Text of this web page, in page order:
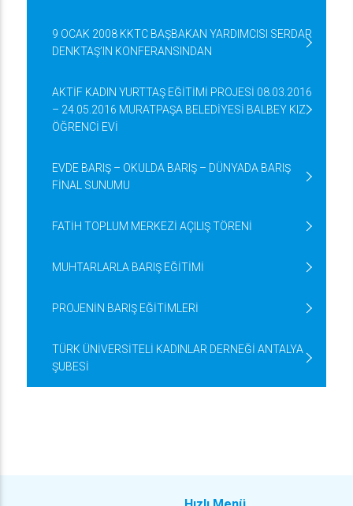
9 OCAK 2008 KKTC BAŞBAKAN YARDIMCISI SERDAR
DENKTAŞ’IN KONFERANSINDAN
AKTİF KADIN YURTTAŞ EĞİTİMİ PROJESİ 08.03.2016
– 24.05.2016 MURATPAŞA BELEDİYESİ BALBEY KIZ
ÖĞRENCİ EVİ
EVDE BARIŞ – OKULDA BARIŞ – DÜNYADA BARIŞ
FİNAL SUNUMU
FATİH TOPLUM MERKEZİ AÇILIŞ TÖRENİ
MUHTARLARLA BARIŞ EĞİTİMİ
PROJENİN BARIŞ EĞİTİMLERİ
TÜRK ÜNİVERSİTELİ KADINLAR DERNEĞİ ANTALYA
ŞUBESİ